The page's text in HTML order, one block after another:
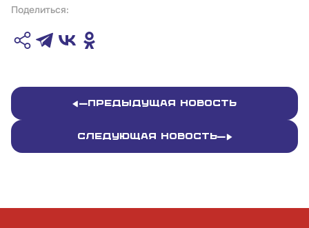
Поделиться:
Предыдущая новость
Следующая новость